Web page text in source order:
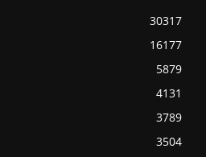
30317
16177
5879
4131
3789
3504